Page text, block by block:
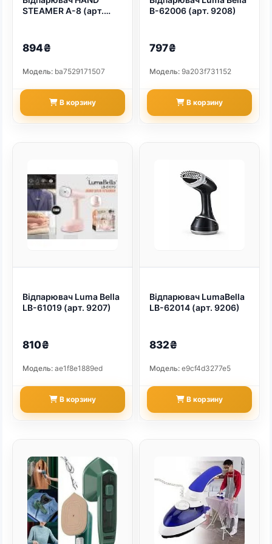
STEAMER A-8 (арт.
894₴
Модель: ba7529171507
В корзину
B-62006 (арт. 9208)
797₴
Модель: 9a203f731152
В корзину
Відпарювач Luma Bella
LB-61019 (арт. 9207)
810₴
Модель: ae1f8e1889ed
В корзину
Відпарювач LumaBella
LB-62014 (арт. 9206)
832₴
Модель: e9cf4d3277e5
В корзину